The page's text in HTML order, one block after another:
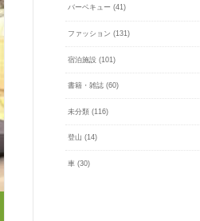
バーベキュー (41)
ファッション (131)
宿泊施設 (101)
書籍・雑誌 (60)
未分類 (116)
登山 (14)
車 (30)